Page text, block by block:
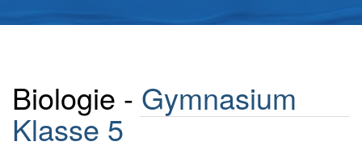
Biologie - Gymnasium
Klasse 5